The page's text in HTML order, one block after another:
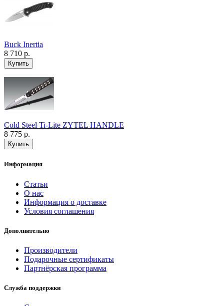
Buck Inertia
8 710 р.
Cold Steel Ti-Lite ZYTEL HANDLE
8 775 р.
Информация
Статьи
О нас
Информация о доставке
Условия соглашения
Дополнительно
Производители
Подарочные сертификаты
Партнёрская программа
Служба поддержки